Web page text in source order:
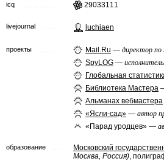
icq 29033111
livejournal luchiaen
проекты Mail.Ru — директор по
SpyLOG —
Глобальная
Библиотека Мастера
Альманах вебмастера
«Ясли-сад» — автор
«Парад уродцев» —
образование Московский
Москва, Россия),